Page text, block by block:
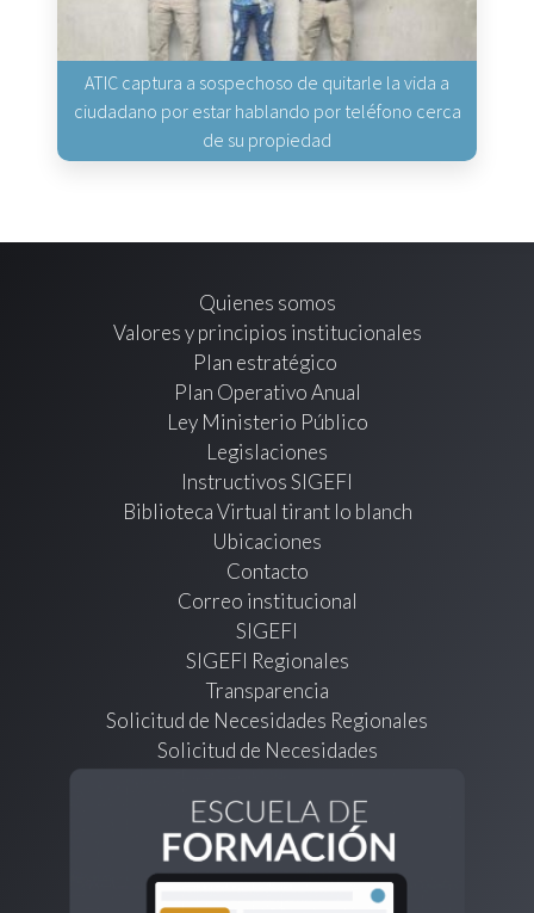
ATIC captura a sospechoso de quitarle la vida a
ciudadano por estar hablando por teléfono cerca
de su propiedad
Quienes somos
Valores y principios institucionales
Plan estratégico
Plan Operativo Anual
Ley Ministerio Público
Legislaciones
Instructivos SIGEFI
Biblioteca Virtual tirant lo blanch
Ubicaciones
Contacto
Correo institucional
SIGEFI
SIGEFI Regionales
Transparencia
Solicitud de Necesidades Regionales
Solicitud de Necesidades